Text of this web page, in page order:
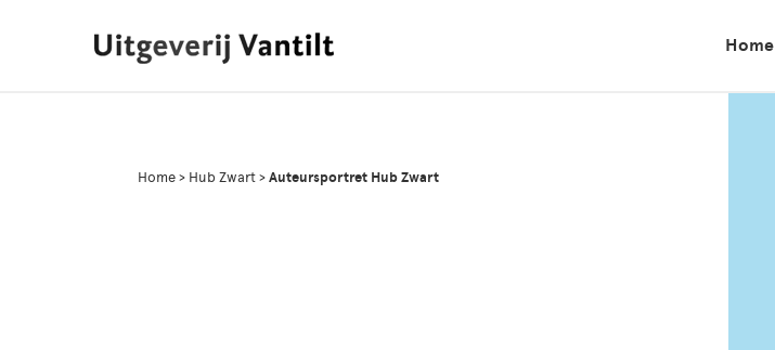
Home
Home > Hub Zwart > Auteursportret Hub Zwart